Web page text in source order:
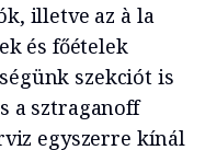
illetve az à la
és főételek
szekciót is
a sztraganoff
egyszerre kínál